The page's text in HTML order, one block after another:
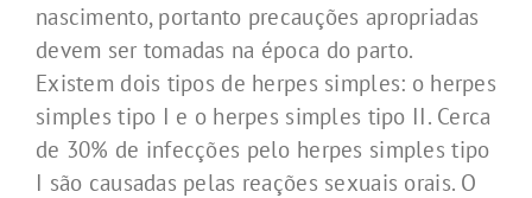
nascimento, portanto precauções apropriadas
devem ser tomadas na época do parto.
Existem dois tipos de herpes simples: o herpes
simples tipo I e o herpes simples tipo II. Cerca
de 30% de infecções pelo herpes simples tipo
I são causadas pelas reações sexuais orais. O